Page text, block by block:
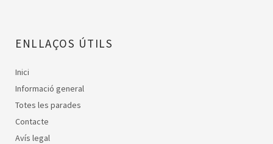
ENLLAÇOS ÚTILS
Inici
Informació general
Totes les parades
Contacte
Avís legal